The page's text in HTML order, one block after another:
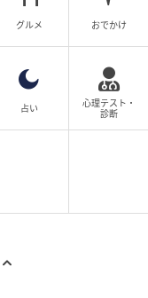
グルメ おでかけ
占い
心理テスト・
診断